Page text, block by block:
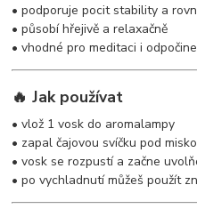
• podporuje pocit stability a
• působí hřejivě a relaxačně
• vhodné pro meditaci i
🔥 Jak používat
• vlož 1 vosk do aromalampy
• zapal čajovou svíčku pod
• vosk se rozpustí a začne
• po vychladnutí můžeš použít